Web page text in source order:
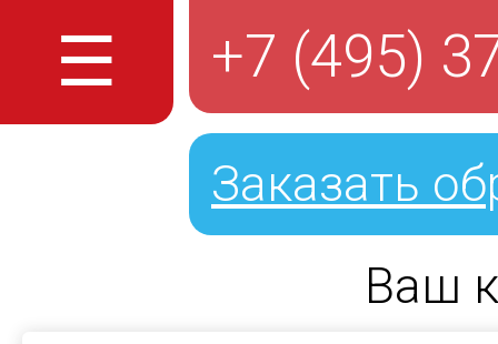
☰ +7 (495)
Заказать
Ваш